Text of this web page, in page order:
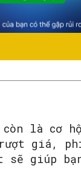
là cơ
giá,
sẽ giúp